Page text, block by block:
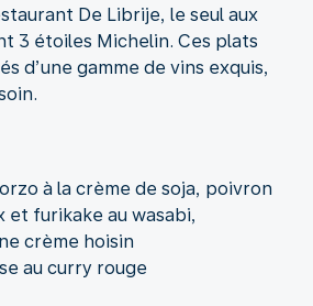
De Librije, le seul aux
3 étoiles Michelin. Ces plats
d’une gamme de vins exquis,
à la crème de soja, poivron
et furikake au wasabi,
crème hoisin
au curry rouge